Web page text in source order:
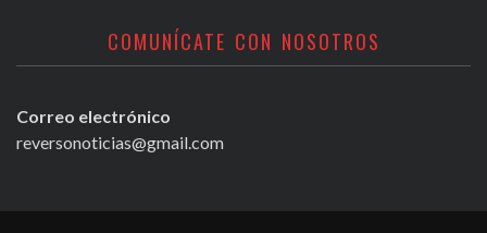
COMUNÍCATE CON NOSOTROS
Correo electrónico
reversonoticias@gmail.com